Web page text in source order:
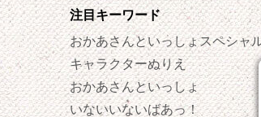
注目キーワード
おかあさんといっしょスペシャ
キャラクターぬりえ
おかあさんといっしょ
いないいないばあっ！